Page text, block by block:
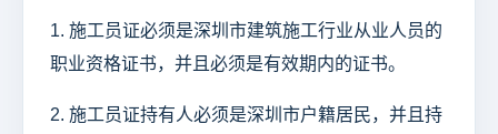
1. 施工员证必须是深圳市建筑施工行业从业人员的
职业资格证书，并且必须是有效期内的证书。
2. 施工员证持有人必须是深圳市户籍居民，并且持